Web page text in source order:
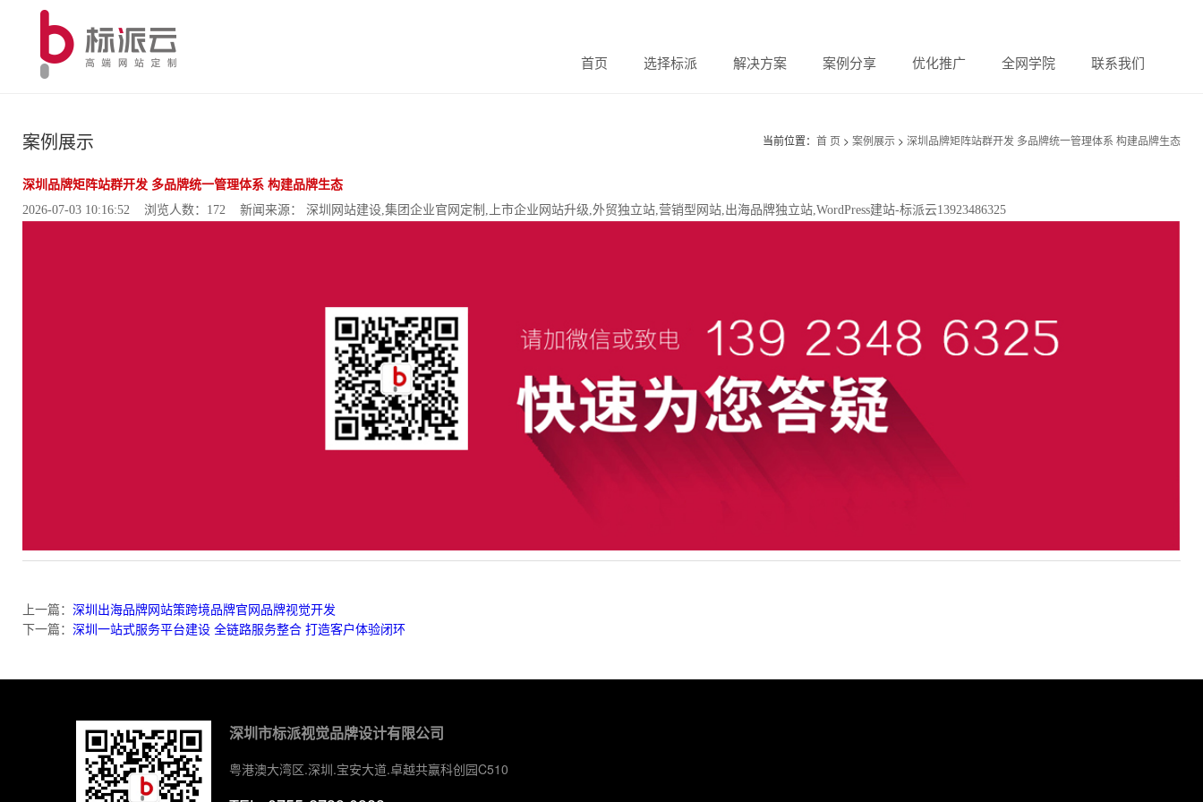
首页 选择标派 解决方案 案例分享 优化推广 全网学院 联系我们
案例展示 当前位置： 首 页 > 案例展示 > 深圳品牌矩阵站群开发 多品牌统一管理体系 构建品牌生态
深圳品牌矩阵站群开发 多品牌统一管理体系 构建品牌生态
2026-07-03 10:16:52 浏览人数：172 新闻来源： 深圳网站建设,集团企业官网定制,上市企业网站升级,外贸独立站,营销型网站,出海品牌独立站,WordPress建站-标派云13923486325
上一篇： 深圳出海品牌网站策跨境品牌官网品牌视觉开发
下一篇： 深圳一站式服务平台建设 全链路服务整合 打造客户体验闭环
深圳市标派视觉品牌设计有限公司
粤港澳大湾区.深圳.宝安大道.卓越共赢科创园C510